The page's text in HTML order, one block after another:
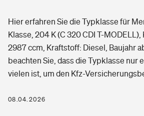
Arbeitsrechtsschutz
Berufshaftpflichtversicherung
Hausratversicherung
Elementarversicherung
Photovoltaik
Wärmepumpen versichern
Pri­vate Haft­pflicht­
Rechts­schutz­ver­si­che­rung
Gesundheit
Private Krankenversicherung
Hier erfahren Sie die Typklasse für
Klasse, 204 K (C 320 CDI T-MODELL),
2987 ccm, Kraftstoff: Diesel, Baujahr
beachten Sie, dass die Typklasse nur
vielen ist, um den Kfz-
08.04.2026